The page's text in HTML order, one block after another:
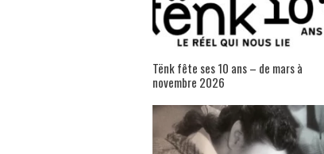
Tënk fête ses 10 ans – de mars à
novembre 2026